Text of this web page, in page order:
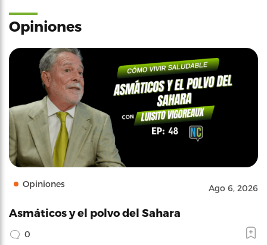
Opiniones
Opiniones Ago 6, 2026
Asmáticos y el polvo del Sahara
0